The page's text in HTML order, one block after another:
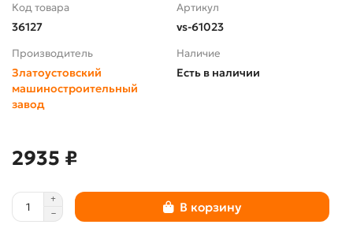
Код товара
36127
Артикул
vs-61023
Производитель
Златоустовский
машиностроительный
завод
Наличие
Есть в наличии
2935 ₽
В корзину